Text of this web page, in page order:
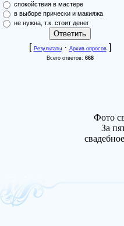
спокойствия в мастере
в выборе прически и макияжа
не нужна, т.к. стоит денег
[ Результаты· Архив опросов]
Всего ответов: 668
Фото
За